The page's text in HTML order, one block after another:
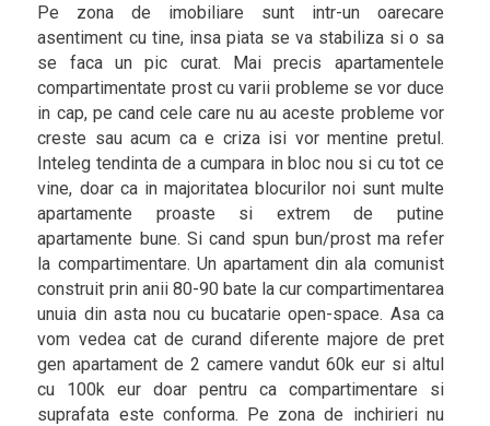
Pe zona de imobiliare sunt intr-un oarecare
asentiment cu tine, insa piata se va stabiliza si o sa
se faca un pic curat. Mai precis apartamentele
compartimentate prost cu varii probleme se vor duce
in cap, pe cand cele care nu au aceste probleme vor
creste sau acum ca e criza isi vor mentine pretul.
Inteleg tendinta de a cumpara in bloc nou si cu tot ce
vine, doar ca in majoritatea blocurilor noi sunt multe
apartamente proaste si extrem de putine
apartamente bune. Si cand spun bun/prost ma refer
la compartimentare. Un apartament din ala comunist
construit prin anii 80-90 bate la cur compartimentarea
unuia din asta nou cu bucatarie open-space. Asa ca
vom vedea cat de curand diferente majore de pret
gen apartament de 2 camere vandut 60k eur si altul
cu 100k eur doar pentru ca compartimentare si
suprafata este conforma. Pe zona de inchirieri nu